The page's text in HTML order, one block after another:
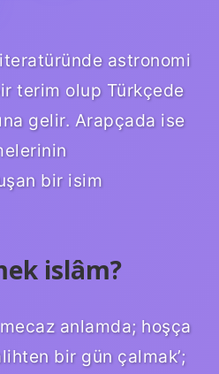
astronomi
terim olup Türkçede
gelir. Arapçada ise
bir isim
islâm?
anlamda; hoşça
bir gün çalmak’;